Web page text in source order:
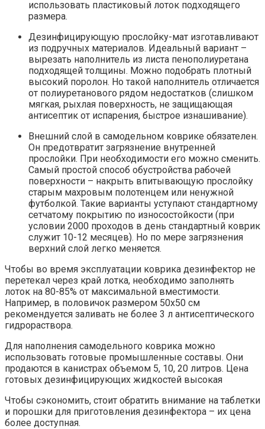
использовать пластиковый лоток подходящего
размера.
Дезинфицирующую прослойку-мат изготавливают
из подручных материалов. Идеальный вариант –
вырезать наполнитель из листа пенополиуретана
подходящей толщины. Можно подобрать плотный
высокий поролон. Но такой наполнитель отличается
от полиуретанового рядом недостатков (слишком
мягкая, рыхлая поверхность, не защищающая
антисептик от испарения, быстрое изнашивание).
Внешний слой в самодельном коврике обязателен.
Он предотвратит загрязнение внутренней
прослойки. При необходимости его можно сменить.
Самый простой способ обустройства рабочей
поверхности – накрыть впитывающую прослойку
старым махровым полотенцем или ненужной
футболкой. Такие варианты уступают стандартному
сетчатому покрытию по износостойкости (при
условии 2000 проходов в день стандартный коврик
служит 10-12 месяцев). Но по мере загрязнения
верхний слой легко меняется.
Чтобы во время эксплуатации коврика дезинфектор не
перетекал через край лотка, необходимо заполнять
лоток на 80-85% от максимальной вместимости.
Например, в половичок размером 50х50 см
рекомендуется заливать не более 3 л антисептического
гидрораствора.
Для наполнения самодельного коврика можно
использовать готовые промышленные составы. Они
продаются в канистрах объемом 5, 10, 20 литров. Цена
готовых дезинфицирующих жидкостей высокая
Чтобы сэкономить, стоит обратить внимание на таблетки
и порошки для приготовления дезинфектора – их цена
более доступная.